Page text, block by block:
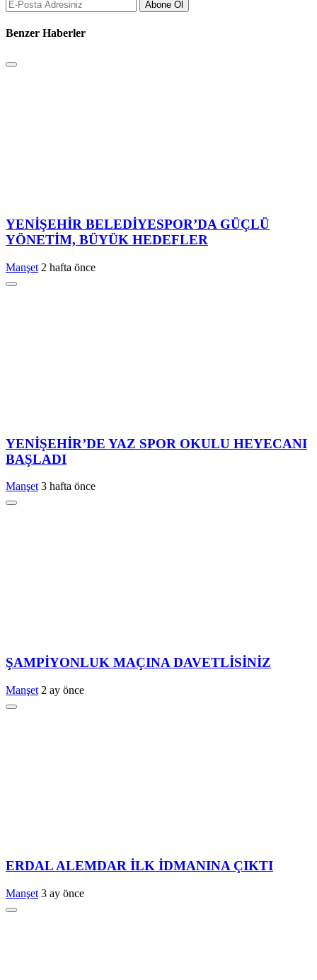
Abone Ol
Benzer Haberler
YENİŞEHİR BELEDİYESPOR’DA GÜÇLÜ
YÖNETİM, BÜYÜK HEDEFLER
Manşet 2 hafta önce
YENİŞEHİR’DE YAZ SPOR OKULU HEYECANI
BAŞLADI
Manşet 3 hafta önce
ŞAMPİYONLUK MAÇINA DAVETLİSİNİZ
Manşet 2 ay önce
ERDAL ALEMDAR İLK İDMANINA ÇIKTI
Manşet 3 ay önce